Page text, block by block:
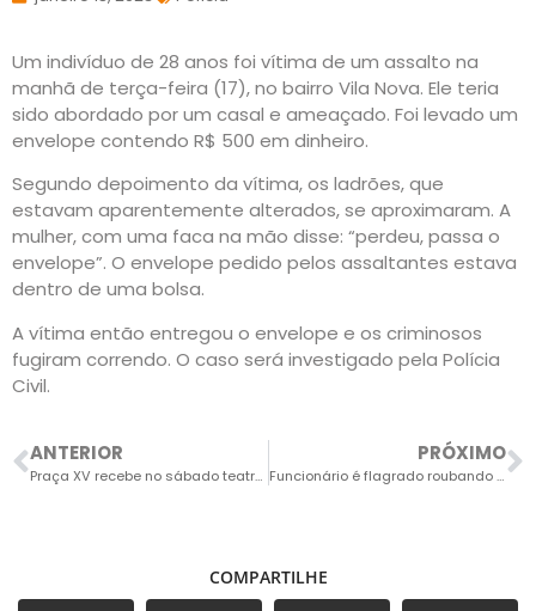
Um indivíduo de 28 anos foi vítima de um assalto na
manhã de terça-feira (17), no bairro Vila Nova. Ele teria
sido abordado por um casal e ameaçado. Foi levado um
envelope contendo R$ 500 em dinheiro.
Segundo depoimento da vítima, os ladrões, que
estavam aparentemente alterados, se aproximaram. A
mulher, com uma faca na mão disse: “perdeu, passa o
envelope”. O envelope pedido pelos assaltantes estava
dentro de uma bolsa.
A vítima então entregou o envelope e os criminosos
fugiram correndo. O caso será investigado pela Polícia
Civil.
ANTERIOR
Praça XV recebe no sábado teatro de rua gratuito
PRÓXIMO
Funcionário é flagrado roubando cabos de eletricidade
COMPARTILHE